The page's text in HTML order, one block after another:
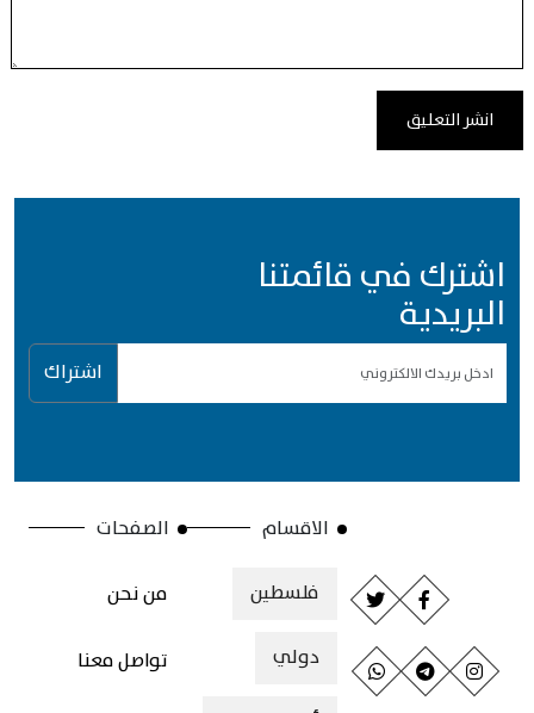
اشترك في قائمتنا
البريدية
اشتراك
الاقسام
فلسطين
دولي
الصفحات
من نحن
تواصل معنا